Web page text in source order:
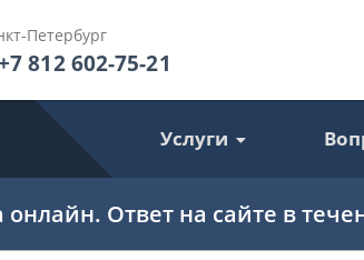
Петербург
812 602-75-21
Услуги
онлайн. Ответ на сайте в